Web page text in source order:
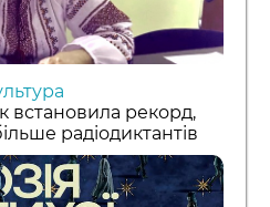
встановила рекорд,
радіодиктантів